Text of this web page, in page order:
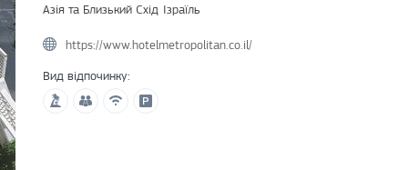
Азія та Близький Схід Ізраїль
https://www.hotelmetropolitan.co.il/
Вид відпочинку: